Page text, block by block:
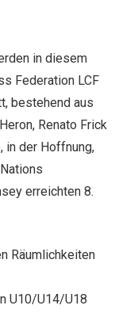
in diesem
Federation LCF
bestehend aus
Renato Frick
in der Hoffnung,
erreichten 8.
Räumlichkeiten
U10/U14/U18